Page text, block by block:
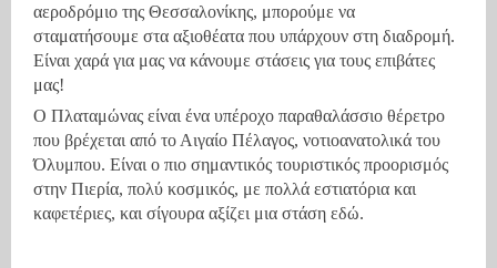
αεροδρόμιο της Θεσσαλονίκης, μπορούμε να
σταματήσουμε στα αξιοθέατα που υπάρχουν στη διαδρομή.
Είναι χαρά για μας να κάνουμε στάσεις για τους επιβάτες
μας!
O Πλαταμώνας είναι ένα υπέροχο παραθαλάσσιο θέρετρο
που βρέχεται από το Αιγαίο Πέλαγος, νοτιοανατολικά του
Όλυμπου. Είναι ο πιο σημαντικός τουριστικός προορισμός
στην Πιερία, πολύ κοσμικός, με πολλά εστιατόρια και
καφετέριες, και σίγουρα αξίζει μια στάση εδώ.